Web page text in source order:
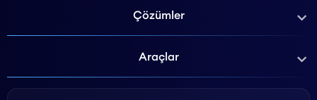
Çözümler
Araçlar